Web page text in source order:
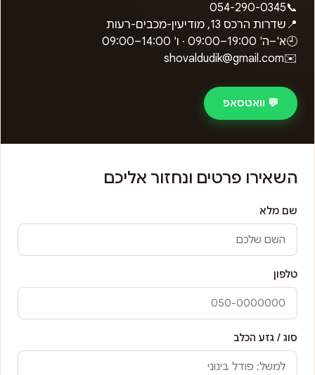
📞
054-290-0345
📍 שדרות הרכס 13, מודיעין-מכבים-רעות
🕘א'–ה' 09:00–19:00 · ו' 09:00–14:00
✉️
shovaldudik@gmail.com
💬 וואטסאפ
השאירו פרטים ונחזור אליכם
שם מלא
טלפון
סוג / גזע הכלב